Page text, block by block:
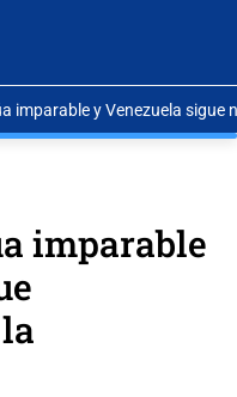
imparable y Venezuela sigue
imparable